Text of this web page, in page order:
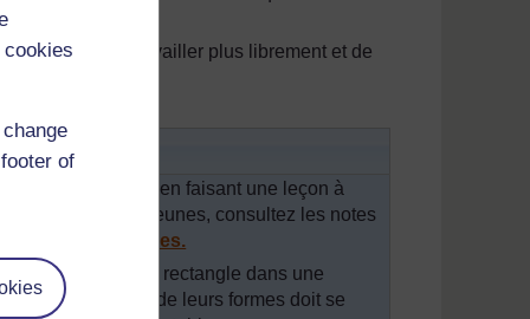
of
possibilité de travailler plus librement et de
pratique
(x,y) en faisant une leçon à
âgés ou plus jeunes, consultez les notes
refléter les triangles.
un carré et un rectangle dans une
(ou sommet) de leurs formes doit se